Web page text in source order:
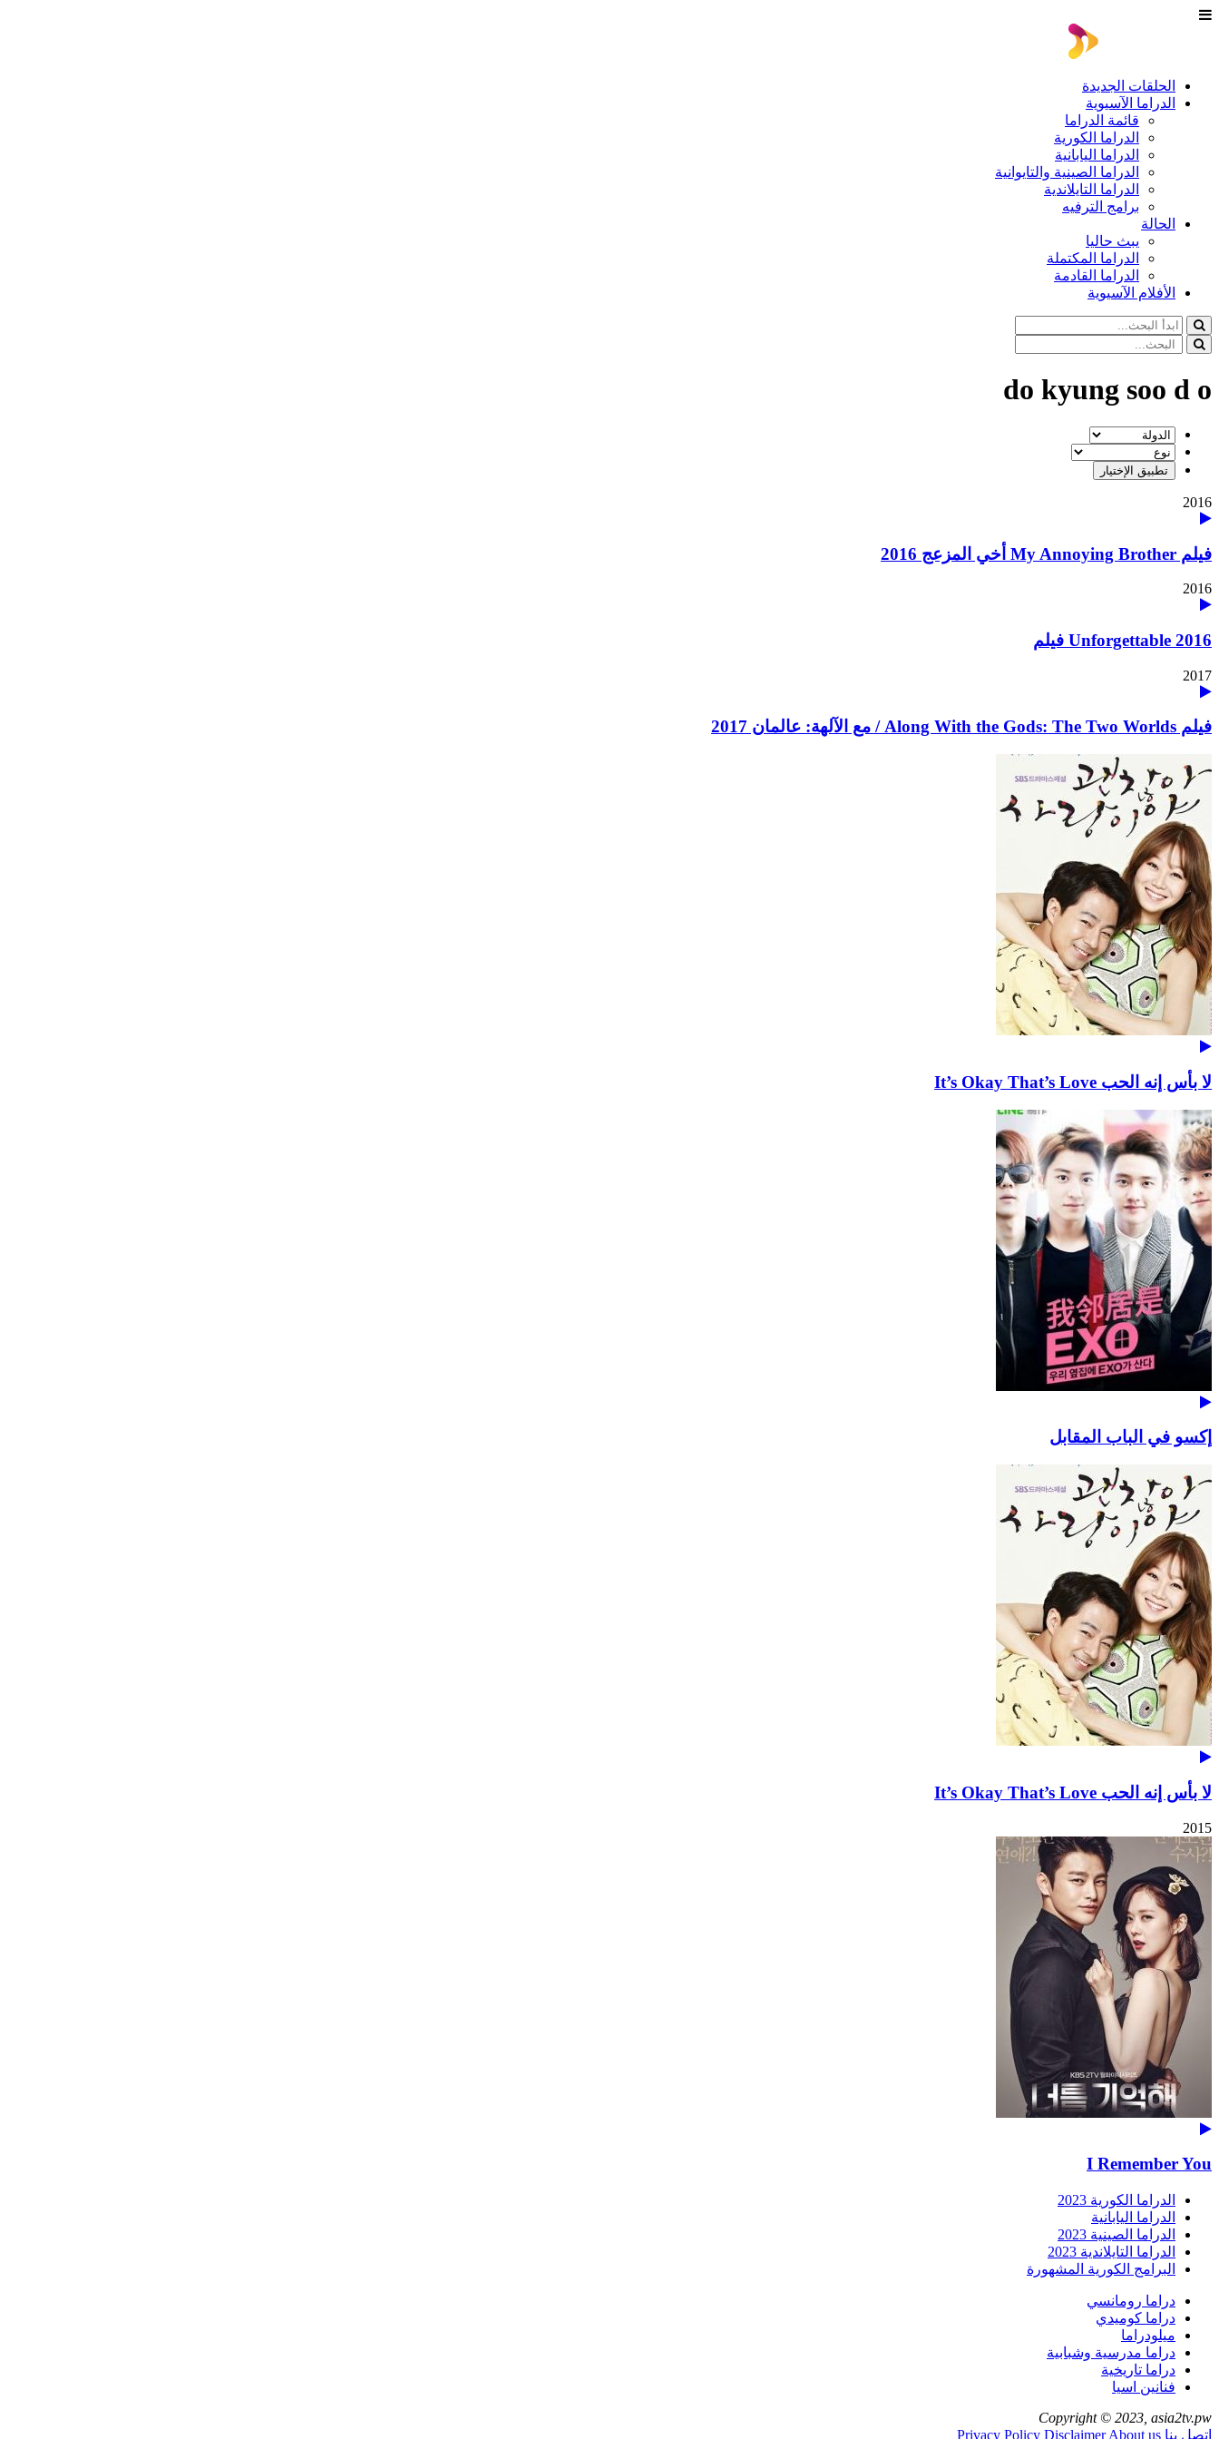
الحلقات الجديدة
الدراما الآسيوية
قائمة الدراما
الدراما الكورية
الدراما اليابانية
الدراما الصينية والتايوانية
الدراما التايلاندية
برامج الترفيه
الحالة
يبث حاليا
الدراما المكتملة
الدراما القادمة
الأفلام الآسيوية
do kyung soo d o
2016
فيلم My Annoying Brother أخي المزعج 2016
2016
Unforgettable 2016 فيلم
2017
فيلم Along With the Gods: The Two Worlds / مع الآلهة: عالمان 2017
لا بأس إنه الحب It’s Okay That’s Love
إكسو في الباب المقابل
لا بأس إنه الحب It’s Okay That’s Love
2015
I Remember You
الدراما الكورية 2023
الدراما اليابانية
الدراما الصينية 2023
الدراما التايلاندية 2023
البرامج الكورية المشهورة
دراما رومانسي
دراما كوميدي
ميلودراما
دراما مدرسية وشبابية
دراما تاريخية
فنانين اسيا
Copyright © 2023, asia2tv.pw
اتصل بنا
Privacy Policy Disclaimer About us